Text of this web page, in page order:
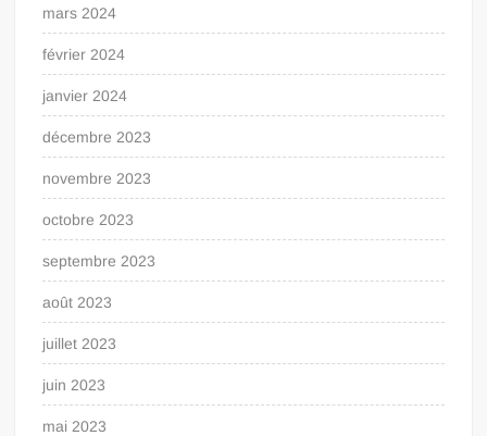
mars 2024
février 2024
janvier 2024
décembre 2023
novembre 2023
octobre 2023
septembre 2023
août 2023
juillet 2023
juin 2023
mai 2023